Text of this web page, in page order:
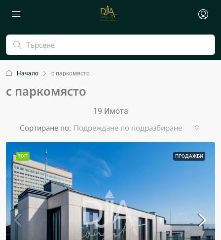
Начало с паркомясто
с паркомясто
19 Имотa
Сортиране по: Подреждане по подразбиране
ТОП ПРОДАЖБИ